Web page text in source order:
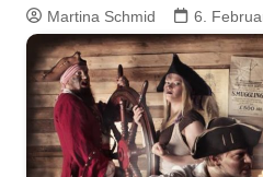
Martina Schmid 6.